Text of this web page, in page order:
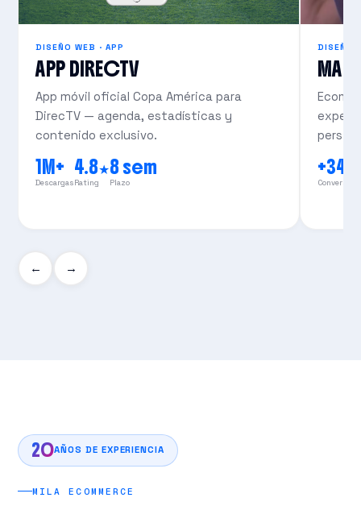
DISEÑO WEB · APP
APP DIRECTV
App móvil oficial Copa América para
DirecTV — agenda, estadísticas y
contenido exclusivo.
1M+
Descargas
4.8★
Rating
8 sem
Plazo
DISEÑO
Conversión
← →
20AÑOS DE EXPERIENCIA
MILA ECOMMERCE